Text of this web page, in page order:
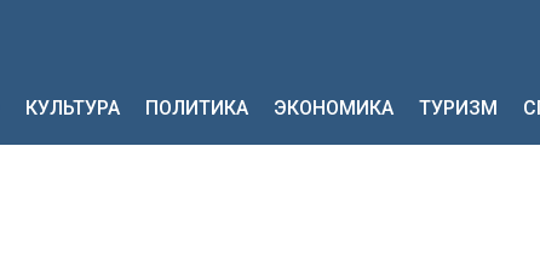
КУЛЬТУРА ПОЛИТИКА ЭКОНОМИКА ТУРИЗМ